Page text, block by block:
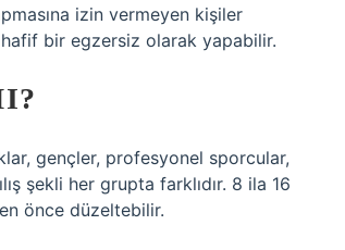
izin vermeyen kişiler
hafif bir egzersiz olarak yapabilir.
gençler, profesyonel sporcular,
şekli her grupta farklıdır. 8 ila 16
önce düzeltebilir.